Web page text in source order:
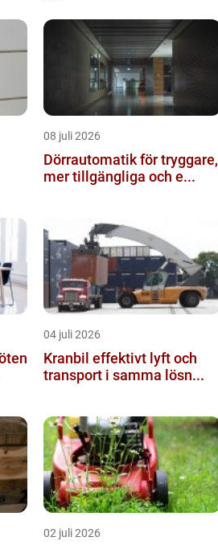
08 juli 2026
Dörrautomatik för tryggare,
mer tillgängliga och e...
04 juli 2026
Kranbil effektivt lyft och
transport i samma lösn...
02 juli 2026